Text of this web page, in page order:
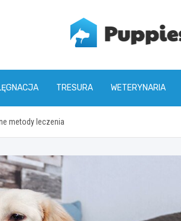
puppies.pl
TRESURA WETERYNARIA
metody leczenia